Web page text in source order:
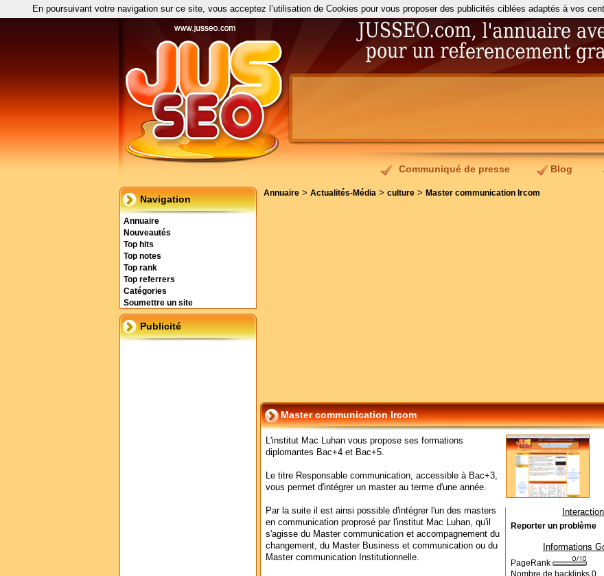
Communiqué de presse Blog
Navigation
Annuaire
Nouveautés
Top hits
Top notes
Top rank
Top referrers
Catégories
Soumettre un site
Publicité
Annuaire > Actualités-Média > culture > Master communication Ircom
Master communication Ircom
L'institut Mac Luhan vous propose ses formations
diplomantes Bac+4 et Bac+5.
Le titre Responsable communication, accessible à Bac+3,
vous permet d'intégrer un master au terme d'une année.
Par la suite il est ainsi possible d'intégrer l'un des masters
en communication proprosé par l'institut Mac Luhan, qu'il
s'agisse du Master communication et accompagnement du
changement, du Master Business et communication ou du
Master communication Institutionnelle.
Interaction
Reporter un problème
Informations
PageRank
Nombre de backlinks 0
En poursuivant votre navigation sur ce site, vous acceptez l’utilisation de Cookies pour vous proposer des publicités ciblées adaptés à vos